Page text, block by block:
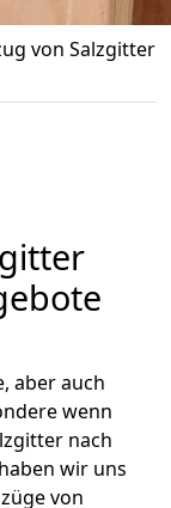
von Salzgitter
aber auch
wenn
nach
wir uns
von